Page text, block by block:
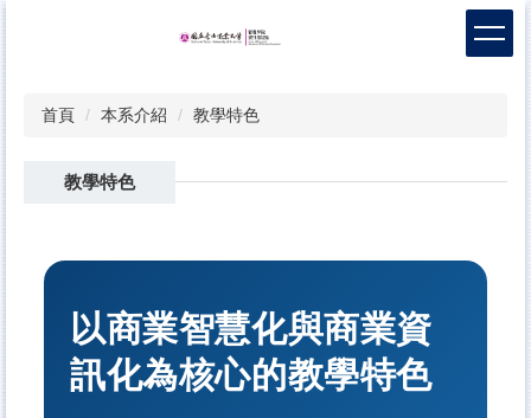
首頁 本系介紹 教學特色
教學特色
以商業智慧化與商業資
訊化為核心的教學特色